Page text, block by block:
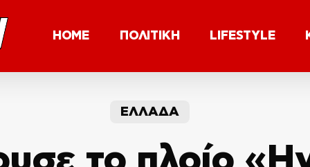
HOME ΠΟΛΙΤΙΚΗ LIFESTYLE
ΕΛΛΑΔΑ